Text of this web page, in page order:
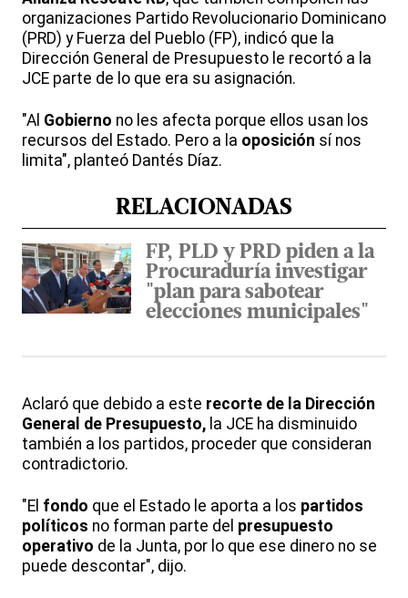
organizaciones Partido Revolucionario Dominicano
(PRD) y Fuerza del Pueblo (FP), indicó que la
Dirección General de Presupuesto le recortó a la
JCE parte de lo que era su asignación.
"Al Gobierno no les afecta porque ellos usan los
recursos del Estado. Pero a la oposición sí nos
limita", planteó Dantés Díaz.
RELACIONADAS
FP, PLD y PRD piden a la
Procuraduría investigar
"plan para sabotear
elecciones municipales"
Aclaró que debido a este recorte de la Dirección
General de Presupuesto, la JCE ha disminuido
también a los partidos, proceder que consideran
contradictorio.
"El fondo que el Estado le aporta a los partidos
políticos no forman parte del presupuesto
operativo de la Junta, por lo que ese dinero no se
puede descontar", dijo.